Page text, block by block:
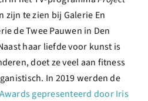
zijn te zien bij Galerie En
de Twee Pauwen in Den
haar liefde voor kunst is
doet ze veel aan fitness
In 2019 werden de
gepresenteerd door Iris